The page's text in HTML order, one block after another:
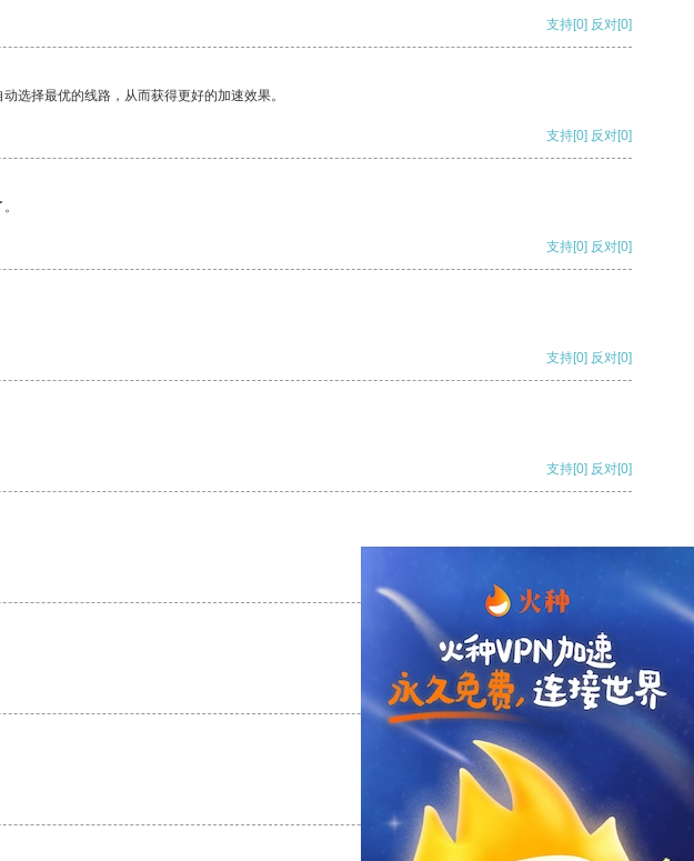
支持[0] 反对[0]
选择最优的线路，从而获得更好的加速效果。
支持[0] 反对[0]
支持[0] 反对[0]
支持[0] 反对[0]
支持[0] 反对[0]
支持 [0] 反对[0]
支持[0] 反对